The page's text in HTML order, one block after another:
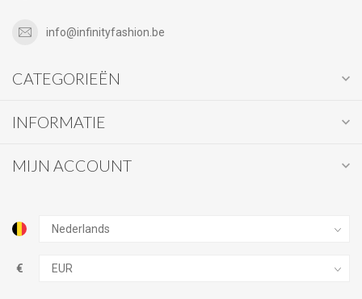
info@infinityfashion.be
CATEGORIEËN
INFORMATIE
MIJN ACCOUNT
€